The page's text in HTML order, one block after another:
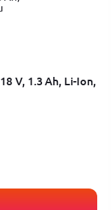
V, 1.3 Ah, Li-Ion,